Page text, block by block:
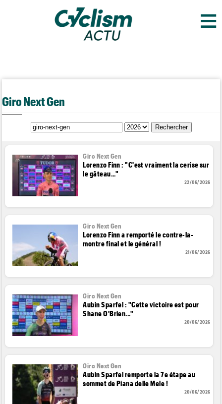
≡
Giro Next Gen
Giro Next Gen
Lorenzo Finn : "C'est vraiment la cerise sur
le gâteau..."
22/06/2026
Giro Next Gen
Lorenzo Finn a remporté le contre-la-
montre final et le général !
21/06/2026
Giro Next Gen
Aubin Sparfel : "Cette victoire est pour
Shane O'Brien..."
20/06/2026
Giro Next Gen
Aubin Sparfel remporte la 7e étape au
sommet de Piana delle Mele !
20/06/2026